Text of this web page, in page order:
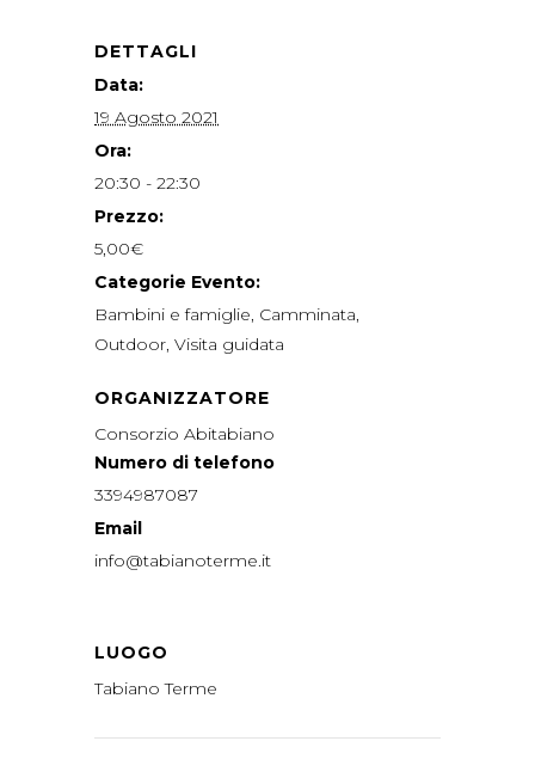
DETTAGLI
Data:
19 Agosto 2021
Ora:
20:30 - 22:30
Prezzo:
5,00€
Categorie Evento:
Bambini e famiglie, Camminata,
Outdoor, Visita guidata
ORGANIZZATORE
Consorzio Abitabiano
Numero di telefono
3394987087
Email
info@tabianoterme.it
LUOGO
Tabiano Terme